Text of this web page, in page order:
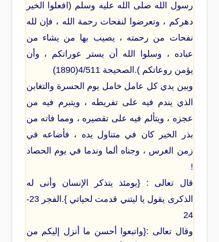
رسول الله صلى الله عليه وسلم (افعلوا الخير
دهركم ، وتعرضوا لنفحات رحمة الله ، فإن لله
نفحات من رحمته ، يصيب بها من يشاء من
عباده ، وسلوا الله أن يستر عوراتكم ، وأن
يؤمن روعاتكم ).الصحيحة 4/511(1890)
وبين يدي كل عامل خامل يوم الحسرة والتغابن
الذي يندم فيه على تفريطه ، ويتبرم فيه من
عجزه ، ويتألم فيه على تقصيره ، ومما فاته من
بذر الخير كان في متناول يده ، فأضاعه في
زمن الغرس ، وجناه ألما وندما في يوم الحصاد
!
قال تعالى : {يومئذ يتذكر الإنسان وأنى له
الذكرى يقول يا ليتني قدمت لحياتي }.الفجر 23-
24
وقال تعالى :{واتبعوا أحسن ما أنزل إليكم من